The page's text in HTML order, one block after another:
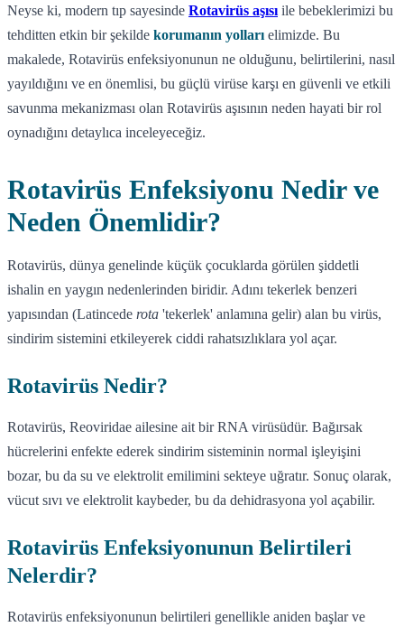
Neyse ki, modern tıp sayesinde Rotavirüs aşısı ile bebeklerimizi bu
tehditten etkin bir şekilde korumanın yolları elimizde. Bu
makalede, Rotavirüs enfeksiyonunun ne olduğunu, belirtilerini, nasıl
yayıldığını ve en önemlisi, bu güçlü virüse karşı en güvenli ve etkili
savunma mekanizması olan Rotavirüs aşısının neden hayati bir rol
oynadığını detaylıca inceleyeceğiz.
Rotavirüs Enfeksiyonu Nedir ve
Neden Önemlidir?
Rotavirüs, dünya genelinde küçük çocuklarda görülen şiddetli
ishalin en yaygın nedenlerinden biridir. Adını tekerlek benzeri
yapısından (Latincede rota 'tekerlek' anlamına gelir) alan bu virüs,
sindirim sistemini etkileyerek ciddi rahatsızlıklara yol açar.
Rotavirüs Nedir?
Rotavirüs, Reoviridae ailesine ait bir RNA virüsüdür. Bağırsak
hücrelerini enfekte ederek sindirim sisteminin normal işleyişini
bozar, bu da su ve elektrolit emilimini sekteye uğratır. Sonuç olarak,
vücut sıvı ve elektrolit kaybeder, bu da dehidrasyona yol açabilir.
Rotavirüs Enfeksiyonunun Belirtileri
Nelerdir?
Rotavirüs enfeksiyonunun belirtileri genellikle aniden başlar ve